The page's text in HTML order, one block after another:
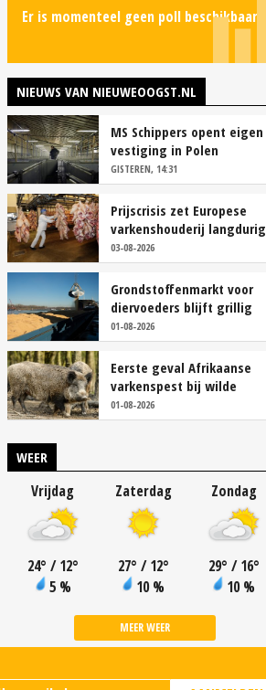
Er is momenteel geen poll beschikbaar.
NIEUWS VAN NIEUWEOOGST.NL
MS Schippers opent eigen
vestiging in Polen
GISTEREN, 14:31
Prijscrisis zet Europese
varkenshouderij langdurig
onder druk
03-08-2026
Grondstoffenmarkt voor
diervoeders blijft grillig
01-08-2026
Eerste geval Afrikaanse
varkenspest bij wilde
zwijnen in Finland
01-08-2026
WEER
Vrijdag
24° / 12°
5 %
Zaterdag
27° / 12°
10 %
Zondag
29° / 16°
10 %
MEER WEER